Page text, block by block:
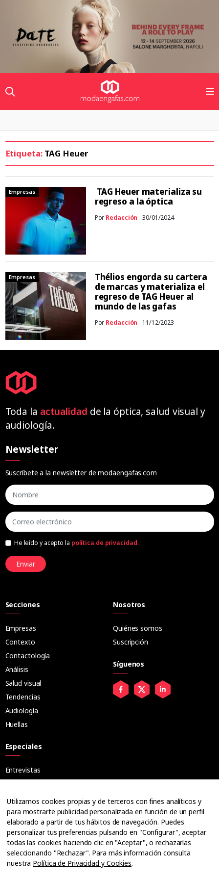
Etiqueta: TAG Heuer
Empresas
TAG Heuer materializa su
regreso a la óptica
Por Redacción - 30/01/2024
Empresas
Thélios engorda su cartera
de marcas y materializa el
regreso de TAG Heuer al
mundo de las gafas
Por Redacción - 11/12/2023
Toda la actualidad de la óptica, salud visual y
audiología.
Newsletter
Suscríbete a la newsletter de modaengafas.com
He leído y acepto la política de privacidad.
Enviar
Secciones
Empresas
Contexto
Contactología
Análisis
Salud visual
Tendencias
Audiología
Huellas
Especiales
Entrevistas
Ópticos
Cuadernos
Guías
Dossier
Anuarios
Ofertas de empleo
Nosotros
Quiénes somos
Suscripción
Síguenos
Utilizamos cookies propias y de terceros con fines analíticos y
para mostrarte publicidad personalizada en función de un perfil
elaborado a partir de tus hábitos de navegación. Puedes
personalizar tus preferencias pulsando en "Configurar", aceptar
todas las cookies haciendo clic en "Aceptar", o rechazarlas
seleccionando "Rechazar". Para más información consulta
nuestra Política de Privacidad y Cookies.